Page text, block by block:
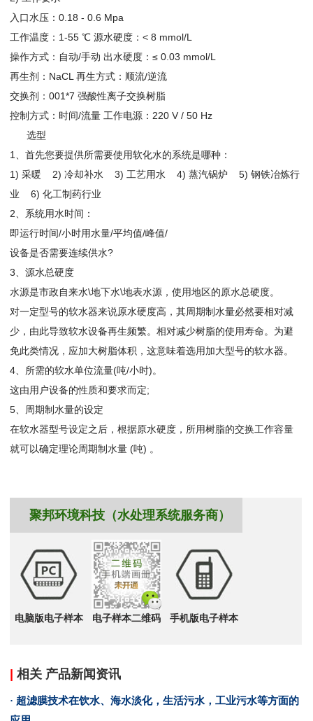
入口水压：0.18 - 0.6 Mpa
工作温度：1-55 ℃ 源水硬度：< 8 mmol/L
操作方式：自动/手动 出水硬度：≤ 0.03 mmol/L
再生剂：NaCL 再生方式：顺流/逆流
交换剂：001*7 强酸性离子交换树脂
控制方式：时间/流量 工作电源：220 V / 50 Hz
选型
1、首先您要提供所需要使用软化水的系统是哪种：
1) 采暖 2) 冷却补水 3) 工艺用水 4) 蒸汽锅炉 5) 钢铁冶炼行
业 6) 化工制药行业
2、系统用水时间：
即运行时间/小时用水量/平均值/峰值/
设备是否需要连续供水?
3、源水总硬度
水源是市政自来水\地下水\地表水源，使用地区的原水总硬度。
对一定型号的软水器来说原水硬度高，其周期制水量必然要相对减
少，由此导致软水设备再生频繁。相对减少树脂的使用寿命。为避
免此类情况，应加大树脂体积，这意味着选用加大型号的软水器。
4、所需的软水单位流量(吨/小时)。
这由用户设备的性质和要求而定;
5、周期制水量的设定
在软水器型号设定之后，根据原水硬度，所用树脂的交换工作容量
就可以确定理论周期制水量 (吨) 。
聚邦环境科技（水处理系统服务商）
电脑版电子样本 电子样本二维码 手机版电子样本
相关 产品新闻资讯
· 超滤膜技术在饮水、海水淡化，生活污水，工业污水等方面的